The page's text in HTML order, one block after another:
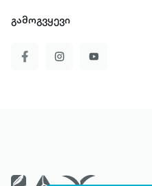
გამოგვყევი